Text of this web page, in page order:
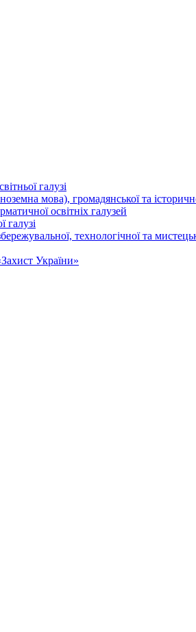
галузі
мова), громадянської та
освітніх галузей
галузі
технологічної та
України»